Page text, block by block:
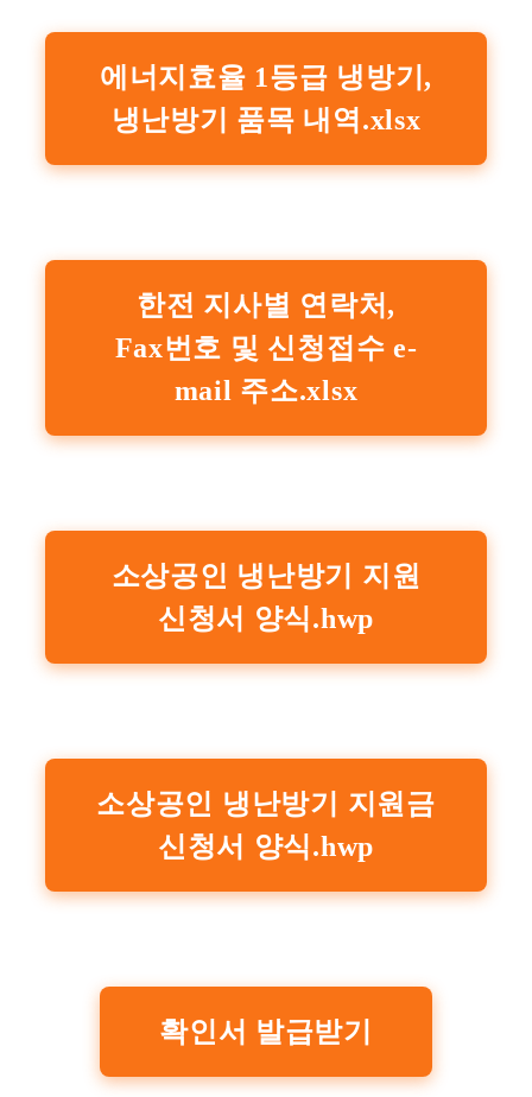
에너지효율 1등급 냉방기,
냉난방기 품목 내역.xlsx
한전 지사별 연락처,
Fax번호 및 신청접수 e-
mail 주소.xlsx
소상공인 냉난방기 지원
신청서 양식.hwp
소상공인 냉난방기 지원금
신청서 양식.hwp
확인서 발급받기